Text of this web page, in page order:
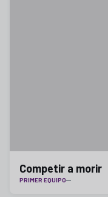
Competir a morir
PRIMER EQUIPO